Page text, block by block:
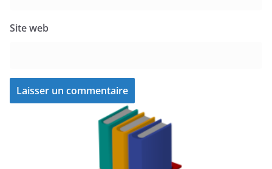
Site web